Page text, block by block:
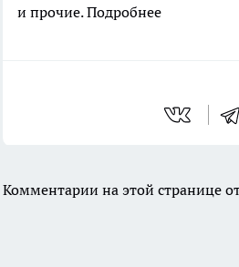
и прочие.Подробнее
Комментарии на этой странице